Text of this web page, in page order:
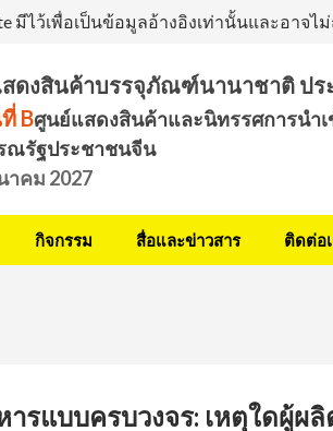
มีไว้เพื่อเป็นข้อมูลอ้างอิงเท่านั้นและอา
ดงสินค้าบรรจุภัณฑ์นานาชาติ ปร
Bศูนย์แสดงสินค้าและนิทรรศการนำ
ณรัฐประชาชนจีน
าคม 2027
กิจกรรม สื่อและข่าวสาร ติดต่อ
แบบครบวงจร: เหตุใดผู้ผ